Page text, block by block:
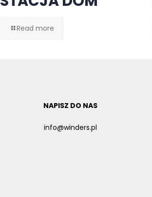
Read more
NAPISZ DO NAS
info@winders.pl